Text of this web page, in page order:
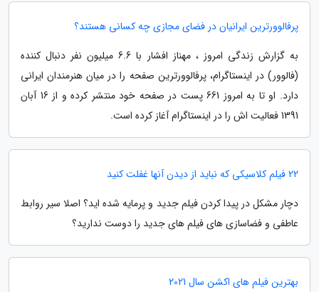
پرفالوورترین ایرانیان در فضای مجازی چه کسانی هستند؟
به گزارش زندگی امروز ، مهناز افشار با 6.6 میلیون نفر دنبال کننده
(فالوور) در اینستاگرام، پرفالوورترین صفحه را در میان هنرمندان ایرانی
دارد. او تا به امروز 661 پست در صفحه خود منتشر کرده و از 16 آبان
1391 فعالیت اش را در اینستاگرام آغاز کرده است.
22 فیلم کلاسیکی که نباید از دیدن آنها غفلت کنید
دچار مشکل در پیدا کردن فیلم جدید و پرمایه شده اید؟ اصلا سیر روابط
عاطفی و فضاسازی های فیلم های جدید را دوست ندارید؟
بهترین فیلم های اکشن سال 2021